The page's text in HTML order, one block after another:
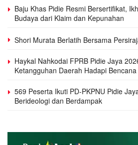
Baju Khas Pidie Resmi Bersertifikat,
Budaya dari Klaim dan Kepunahan
Shori Murata Berlatih Bersama
Haykal Nahkodai FPRB Pidie Jaya
Ketangguhan Daerah Hadapi Bencana
569 Peserta Ikuti PD-PKPNU Pidie
Berideologi dan Berdampak